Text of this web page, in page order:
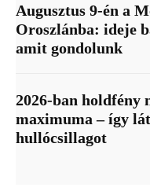
Augusztus 9-én a
Oroszlánba: ideje
amit gondolunk
2026-ban holdfény
maximuma – így
hullócsillagot